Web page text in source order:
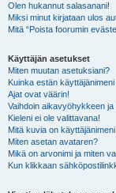
Olen hukannut salasanani!
Miksi minut kirjataan ulos
Mitä “Poista foorumin
Käyttäjän asetukset
Miten muutan asetuksiani?
Kuinka estän
Ajat ovat väärin!
Vaihdoin aikavyöhykkeen
Kieleni ei ole valittavana!
Mitä kuvia on
Miten asetan avataren?
Mikä on arvonimi ja miten
Kun klikkaan